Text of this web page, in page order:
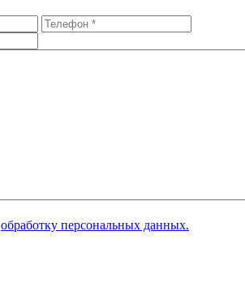
обработку персональных данных.